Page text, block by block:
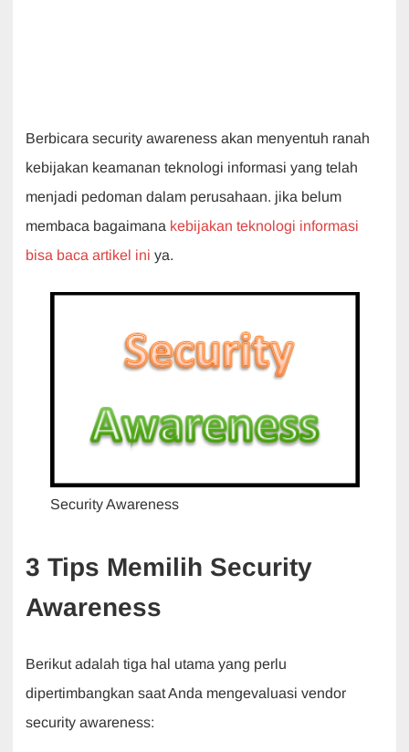
Berbicara security awareness akan menyentuh ranah
kebijakan keamanan teknologi informasi yang telah
menjadi pedoman dalam perusahaan. jika belum
membaca bagaimana kebijakan teknologi informasi
bisa baca artikel ini ya.
Security Awareness
3 Tips Memilih Security
Awareness
Berikut adalah tiga hal utama yang perlu
dipertimbangkan saat Anda mengevaluasi vendor
security awareness: